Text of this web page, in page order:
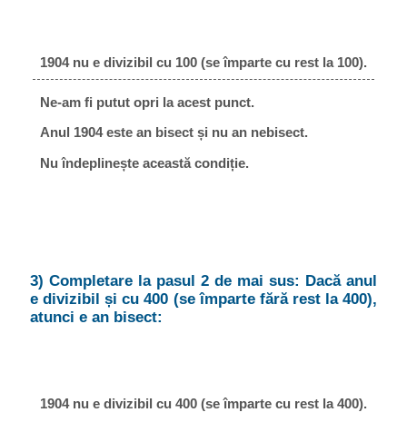
1904 nu e divizibil cu 100 (se împarte cu rest la 100).
Ne-am fi putut opri la acest punct.
Anul 1904 este an bisect și nu an nebisect.
Nu îndeplinește această condiție.
3) Completare la pasul 2 de mai sus: Dacă anul
e divizibil și cu 400 (se împarte fără rest la 400),
atunci e an bisect:
1904 nu e divizibil cu 400 (se împarte cu rest la 400).